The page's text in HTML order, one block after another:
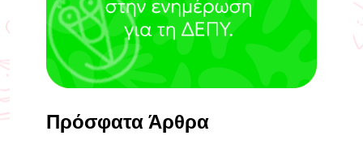
Πρόσφατα Άρθρα